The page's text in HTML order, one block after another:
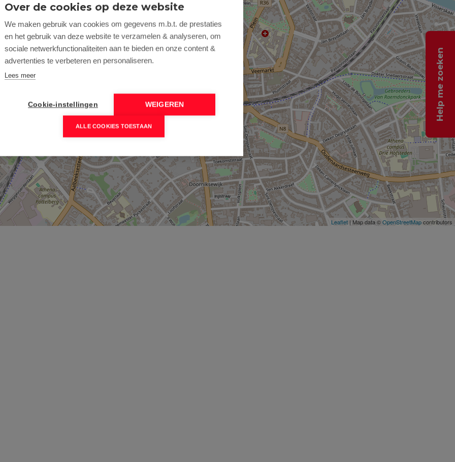
Leaflet | Map data ©OpenStreetMapcontributors
Help me zoeken
Over de cookies op deze website
We maken gebruik van cookies om gegevens m.b.t. de prestaties
en het gebruik van deze website te verzamelen & analyseren, om
sociale netwerkfunctionaliteiten aan te bieden en onze content &
advertenties te verbeteren en personaliseren.
Lees meer
Cookie-instellingen WEIGEREN
ALLE COOKIES TOESTAAN